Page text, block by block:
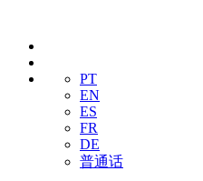
PT
EN
ES
FR
DE
普通话